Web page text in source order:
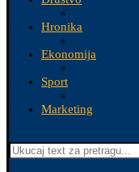
Hronika
Ekonomija
Sport
Marketing